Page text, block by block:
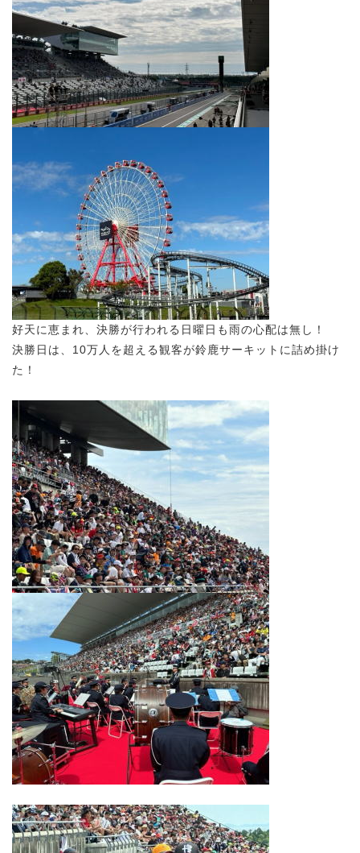
好天に恵まれ、決勝が行われる日曜日も雨の心配は無し！
決勝日は、10万人を超える観客が鈴鹿サーキットに詰め掛け
た！